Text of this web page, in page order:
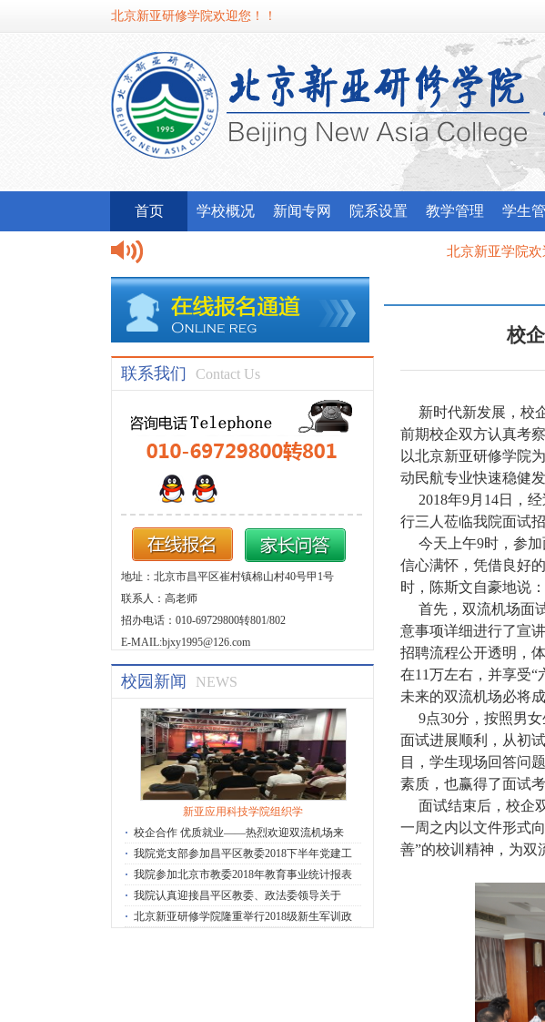
北京新亚研修学院欢迎您！！
首页 学校概况 新闻专网 院系设置 教学管理 学生
北京新亚学院欢送航空学子赴
联系我们 Contact Us
地址：北京市昌平区崔村镇棉山村40号甲1号
联系人：高老师
招办电话：010-69729800转801/802
E-MAIL:bjxy1995@126.com
校园新闻 NEWS
新亚应用科技学院组织学
· 校企合作 优质就业——热烈欢迎双流机场来
· 我院党支部参加昌平区教委2018下半年党建工
· 我院参加北京市教委2018年教育事业统计报表
· 我院认真迎接昌平区教委、政法委领导关于
· 北京新亚研修学院隆重举行2018级新生军训政
校
新时代新发展，校
前期校企双方认真考
以北京新亚研修学院
动民航专业快速稳健发
2018年9月14日，
行三人莅临我院面试
今天上午9时，参加
信心满怀，凭借良好
时，陈斯文自豪地说
首先，双流机场面
意事项详细进行了宣
招聘流程公开透明，
在11万左右，并享受“
未来的双流机场必将
9点30分，按照男女
面试进展顺利，从初
目，学生现场回答问
素质，也赢得了面试考
面试结束后，校企
一周之内以文件形式
善”的校训精神，为双